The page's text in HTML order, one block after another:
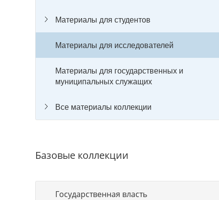
Материалы для студентов
Материалы для исследователей
Материалы для государственных и
муниципальных служащих
Все материалы коллекции
Базовые коллекции
Государственная власть